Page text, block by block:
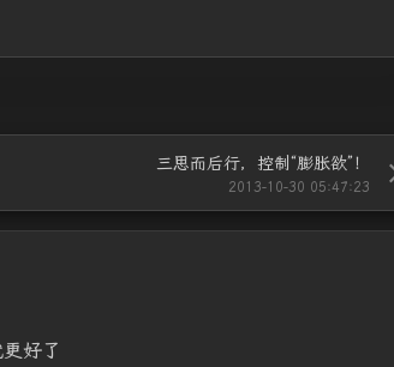
三思而后行，控制“膨胀欲”！
2013-10-30 05:47:23
好了